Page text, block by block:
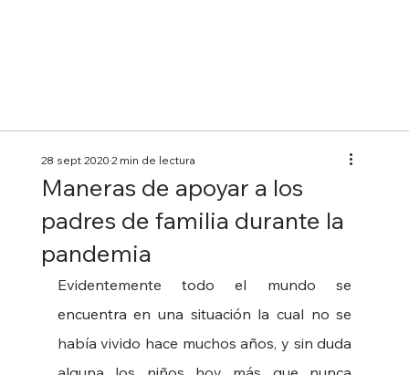
Maneras de apoyar a los
padres de familia durante la
pandemia
28 sept 20202 min de lectura
Evidentemente todo el mundo se
encuentra en una situación la cual no se
había vivido hace muchos años, y sin duda